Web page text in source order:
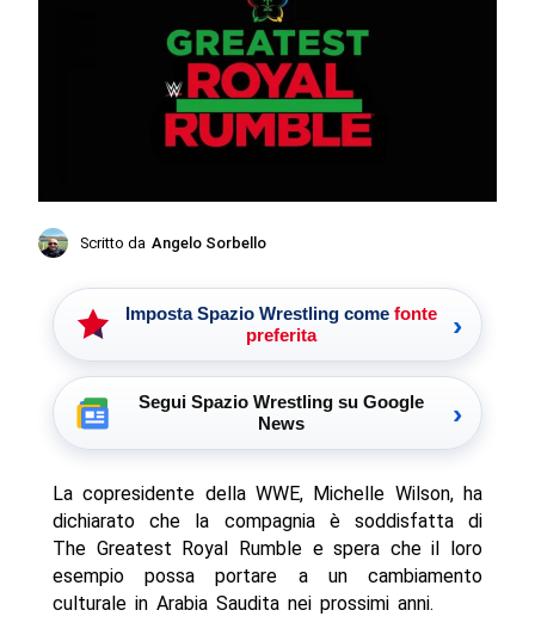
Scritto da Angelo Sorbello
Imposta Spazio Wrestling come fonte
preferita
›
Segui Spazio Wrestling su Google
News
›
La copresidente della WWE, Michelle Wilson, ha
dichiarato che la compagnia è soddisfatta di
The Greatest Royal Rumble e spera che il loro
esempio possa portare a un cambiamento
culturale in Arabia Saudita nei prossimi anni.